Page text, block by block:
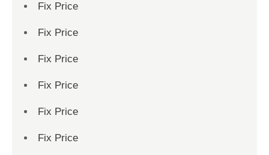
Fix Price
Fix Price
Fix Price
Fix Price
Fix Price
Fix Price